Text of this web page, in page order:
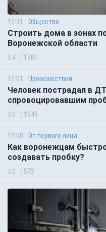
12:31 Общество
Строить дома в зонах
Воронежской области
4 1501
12:01 Происшествия
Человек пострадал в
спровоцировавшим
0 1549
12:00 От первого лица
Как воронежцам
создавать пробку?
0 572